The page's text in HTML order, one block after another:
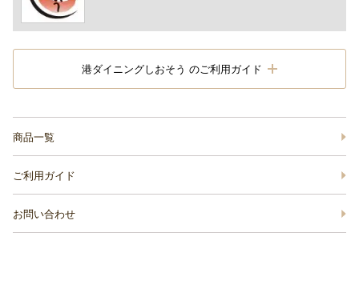
港ダイニングしおそう のご利用ガイド
商品一覧
ご利用ガイド
お問い合わせ